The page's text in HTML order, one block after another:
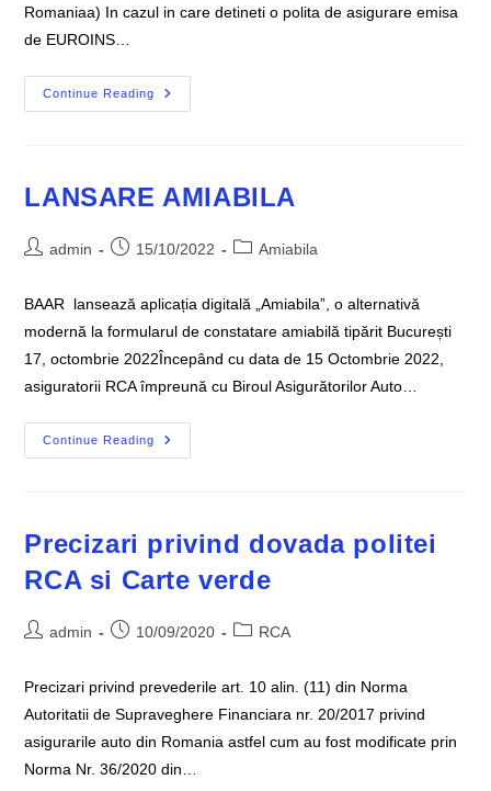
Romaniaa) In cazul in care detineti o polita de asigurare emisa
de EUROINS…
Continue Reading
GHID
INFORMATIV
LANSARE AMIABILA
Postadmin
Post15/10/2022
PostAmiabila
BAAR lansează aplicația digitală „Amiabila”, o alternativă
modernă la formularul de constatare amiabilă tipărit București
17, octombrie 2022Începând cu data de 15 Octombrie 2022,
asiguratorii RCA împreună cu Biroul Asigurătorilor Auto…
Continue Reading
LANSARE
AMIABILA
Precizari privind dovada politei
RCA si Carte verde
Postadmin
Post10/09/2020
PostRCA
Precizari privind prevederile art. 10 alin. (11) din Norma
Autoritatii de Supraveghere Financiara nr. 20/2017 privind
asigurarile auto din Romania astfel cum au fost modificate prin
Norma Nr. 36/2020 din…